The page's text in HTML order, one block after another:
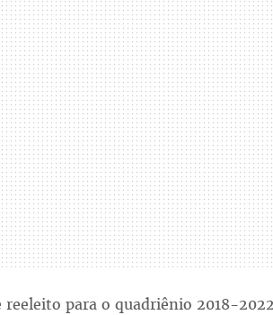
para o quadriênio 2018-